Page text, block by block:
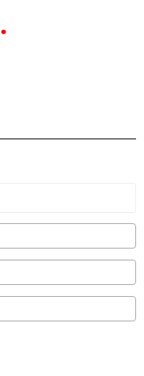
.